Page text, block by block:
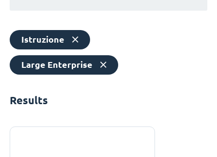
Istruzione
Large Enterprise
Results